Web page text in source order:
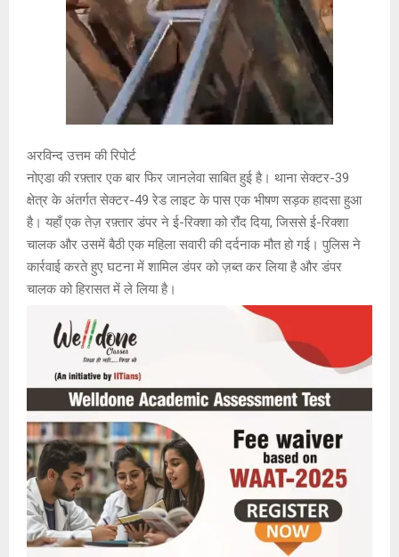
अरविन्द उत्तम की रिपोर्ट
नोएडा की रफ़्तार एक बार फिर जानलेवा साबित हुई है। थाना सेक्टर-39
क्षेत्र के अंतर्गत सेक्टर-49 रेड लाइट के पास एक भीषण सड़क हादसा हुआ
है। यहाँ एक तेज़ रफ़्तार डंपर ने ई-रिक्शा को रौंद दिया, जिससे ई-रिक्शा
चालक और उसमें बैठी एक महिला सवारी की दर्दनाक मौत हो गई। पुलिस ने
कार्रवाई करते हुए घटना में शामिल डंपर को ज़ब्त कर लिया है और डंपर
चालक को हिरासत में ले लिया है।